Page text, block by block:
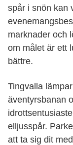
spår i snön kan
marknader och
om målet är ett
bättre.
Tingvalla
äventyrsbanan
elljusspår.
att ta sig dit